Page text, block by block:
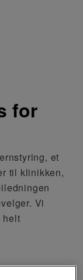
for
et
til klinikken,
Vi
helt